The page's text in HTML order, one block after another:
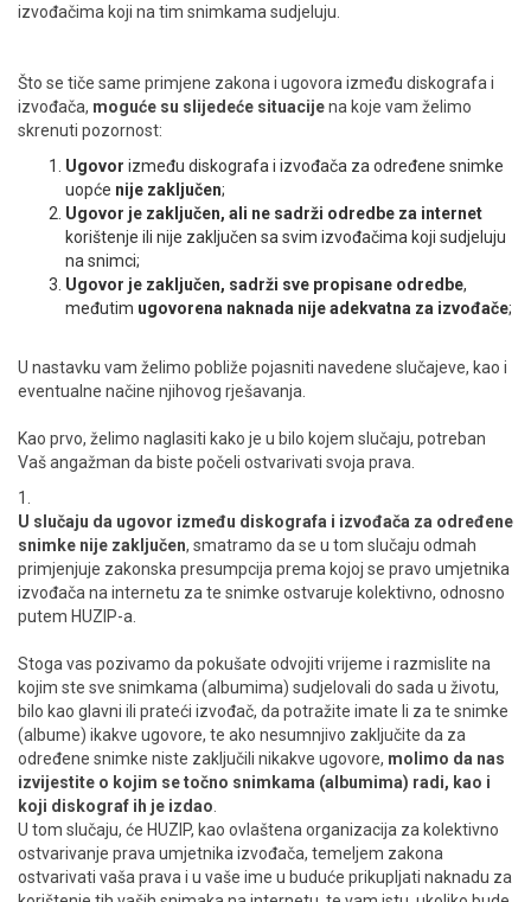
izvođačima koji na tim snimkama sudjeluju.
Što se tiče same primjene zakona i ugovora između diskografa i
izvođača, moguće su slijedeće situacijena koje vam želimo
skrenuti pozornost:
Ugovor između diskografa i izvođača za određene snimke
uopće nije zaključen;
Ugovor je zaključen, ali ne sadrži odredbe za internet
korištenje ili nije zaključen sa svim izvođačima koji sudjeluju
na snimci;
Ugovor je zaključen, sadrži sve propisane odredbe,
međutim ugovorena naknada nije adekvatna za izvođače;
U nastavku vam želimo pobliže pojasniti navedene slučajeve, kao i
eventualne načine njihovog rješavanja.
Kao prvo, želimo naglasiti kako je u bilo kojem slučaju, potreban
Vaš angažman da biste počeli ostvarivati svoja prava.
1.
U slučaju da ugovor između diskografa i izvođača za određene
snimke nije zaključen, smatramo da se u tom slučaju odmah
primjenjuje zakonska presumpcija prema kojoj se pravo umjetnika
izvođača na internetu za te snimke ostvaruje kolektivno, odnosno
putem HUZIP-a.
Stoga vas pozivamo da pokušate odvojiti vrijeme i razmislite na
kojim ste sve snimkama (albumima) sudjelovali do sada u životu,
bilo kao glavni ili prateći izvođač, da potražite imate li za te snimke
(albume) ikakve ugovore, te ako nesumnjivo zaključite da za
određene snimke niste zaključili nikakve ugovore, molimo da nas
izvijestite o kojim se točno snimkama (albumima) radi, kao i
koji diskograf ih je izdao.
U tom slučaju, će HUZIP, kao ovlaštena organizacija za kolektivno
ostvarivanje prava umjetnika izvođača, temeljem zakona
ostvarivati vaša prava i u vaše ime u buduće prikupljati naknadu za